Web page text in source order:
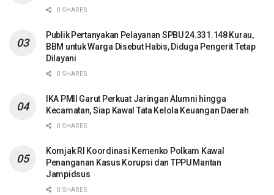
0 SHARES
Publik Pertanyakan Pelayanan SPBU 24.331.148 Kurau,
BBM untuk Warga Disebut Habis, Diduga Pengerit Tetap
Dilayani
0 SHARES
IKA PMII Garut Perkuat Jaringan Alumni hingga
Kecamatan, Siap Kawal Tata Kelola Keuangan Daerah
0 SHARES
Komjak RI Koordinasi Kemenko Polkam Kawal
Penanganan Kasus Korupsi dan TPPU Mantan
Jampidsus
0 SHARES